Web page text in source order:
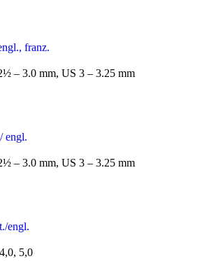
franz.
– 3.0 mm, US 3 – 3.25 mm
engl.
– 3.0 mm, US 3 – 3.25 mm
engl.
5,0